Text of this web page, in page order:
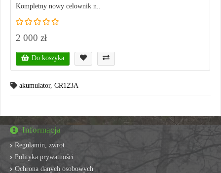
Kompletny nowy celownik n..
2 000 zł
Do koszyka
akumulator, CR123A
Informacja
Regulamin, zwrot
Polityka prywatności
Ochrona danych osobowych